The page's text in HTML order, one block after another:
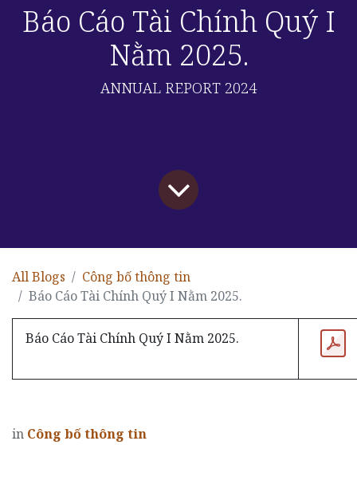
Báo Cáo Tài Chính Quý I
Nằm 2025.
ANNUAL REPORT 2024
All Blogs
Công bố thông tin
Báo Cáo Tài Chính Quý I Nằm 2025.
Báo Cáo Tài Chính Quý I Nằm 2025.
in Công bố thông tin